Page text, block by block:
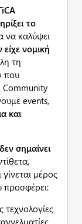
το
να καλύψει
είχε νομική
τη
που
Community
events,
και
δεν σημαίνει
μέρος
προσφέρει:
τεχνολογίες